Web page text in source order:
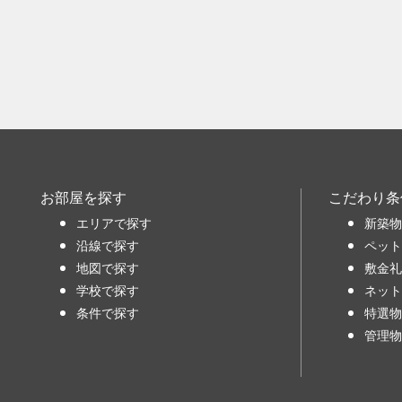
お部屋を探す
エリアで探す
沿線で探す
地図で探す
学校で探す
条件で探す
こだわり
新築
ペッ
敷金
ネッ
特選
管理